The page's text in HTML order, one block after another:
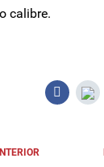
calibre.